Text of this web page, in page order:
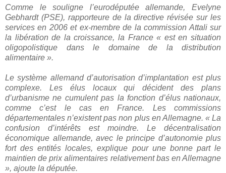
Comme le souligne l’eurodéputée allemande, Evelyne
Gebhardt (PSE), rapporteure de la directive révisée sur les
services en 2006 et ex-membre de la commission Attali sur
la libération de la croissance, la France « est en situation
oligopolistique dans le domaine de la distribution
alimentaire ».
Le système allemand d’autorisation d’implantation est plus
complexe. Les élus locaux qui décident des plans
d’urbanisme ne cumulent pas la fonction d’élus nationaux,
comme c’est le cas en France. Les commissions
départementales n’existent pas non plus en Allemagne. « La
confusion d’intérêts est moindre. Le décentralisation
économique allemande, avec le principe d’autonomie plus
fort des entités locales, explique pour une bonne part le
maintien de prix alimentaires relativement bas en Allemagne
», ajoute la députée.